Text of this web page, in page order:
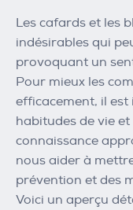
Les cafards et les
indésirables qui
provoquant un
Pour mieux les
efficacement, il
habitudes de vie
connaissance
nous aider à
prévention et des
Voici un aperçu